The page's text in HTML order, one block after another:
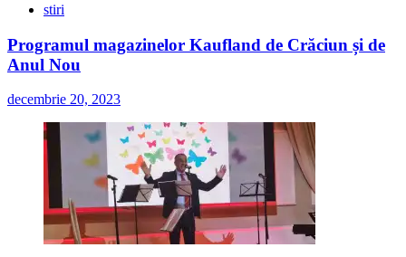
stiri
Programul magazinelor Kaufland de Crăciun și de
Anul Nou
decembrie 20, 2023